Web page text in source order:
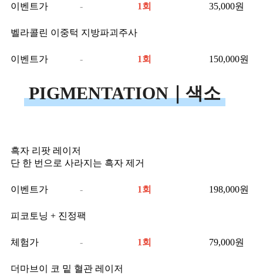
이벤트가 - 1회 35,000원
벨라콜린 이중턱 지방파괴주사
이벤트가 - 1회 150,000원
PIGMENTATION｜색소
흑자 리팟 레이저
단 한 번으로 사라지는 흑자 제거
이벤트가 - 1회 198,000원
피코토닝 + 진정팩
체험가 - 1회 79,000원
더마브이 코 밑 혈관 레이저